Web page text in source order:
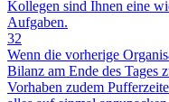
Kollegen sind Ihnen eine
Aufgaben.
32
Wenn die vorherige
Bilanz am Ende des Tages
Vorhaben zudem